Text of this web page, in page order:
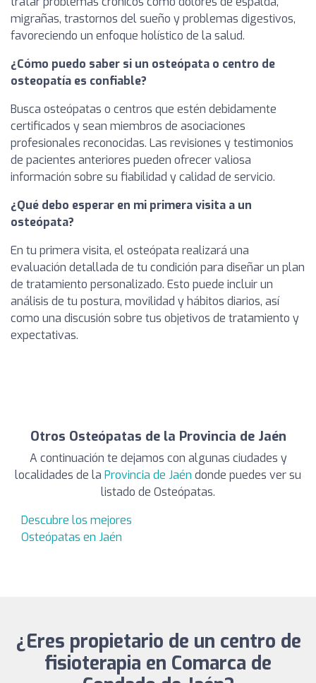
migrañas, trastornos del sueño y problemas digestivos,
favoreciendo un enfoque holístico de la salud.
¿Cómo puedo saber si un osteópata o centro de
osteopatía es confiable?
Busca osteópatas o centros que estén debidamente
certificados y sean miembros de asociaciones
profesionales reconocidas. Las revisiones y testimonios
de pacientes anteriores pueden ofrecer valiosa
información sobre su fiabilidad y calidad de servicio.
¿Qué debo esperar en mi primera visita a un
osteópata?
En tu primera visita, el osteópata realizará una
evaluación detallada de tu condición para diseñar un plan
de tratamiento personalizado. Esto puede incluir un
análisis de tu postura, movilidad y hábitos diarios, así
como una discusión sobre tus objetivos de tratamiento y
expectativas.
Otros Osteópatas de la Provincia de Jaén
A continuación te dejamos con algunas ciudades y
localidades de la Provincia de Jaén donde puedes ver su
listado de Osteópatas.
Descubre los mejores
Osteópatas en Jaén
¿Eres propietario de un centro de
fisioterapia en Comarca de